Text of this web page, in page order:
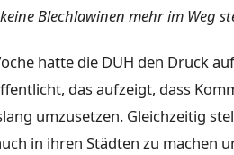
Blechlawinen mehr im Weg
hatte die DUH den Druck
das aufzeigt, dass
umzusetzen. Gleichzeitig
in ihren Städten zu machen